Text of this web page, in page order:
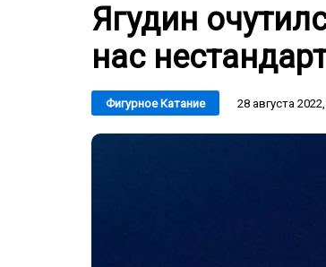
Ягудин
нас
Фигурное Катание 28 августа